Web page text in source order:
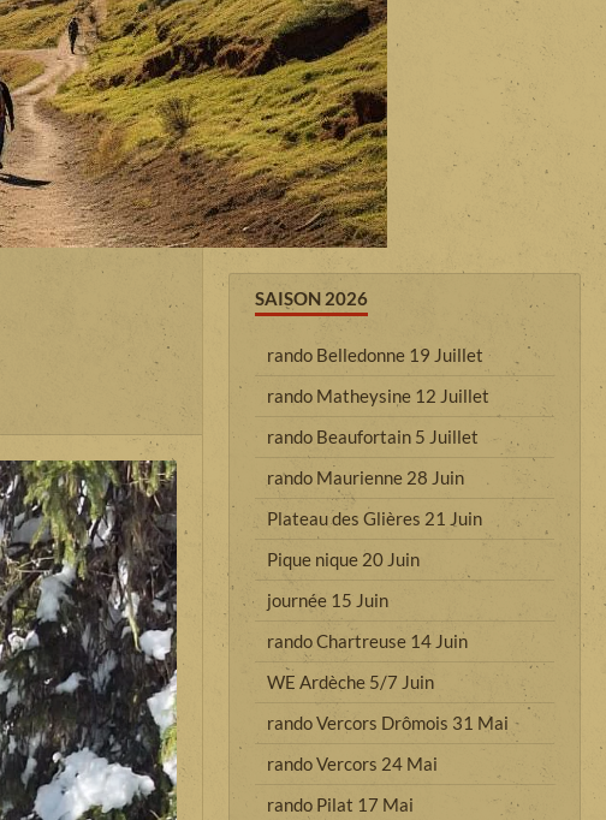
SAISON 2026
rando Belledonne 19 Juillet
rando Matheysine 12 Juillet
rando Beaufortain 5 Juillet
rando Maurienne 28 Juin
Plateau des Glières 21 Juin
Pique nique 20 Juin
journée 15 Juin
rando Chartreuse 14 Juin
WE Ardèche 5/7 Juin
rando Vercors Drômois 31 Mai
rando Vercors 24 Mai
rando Pilat 17 Mai